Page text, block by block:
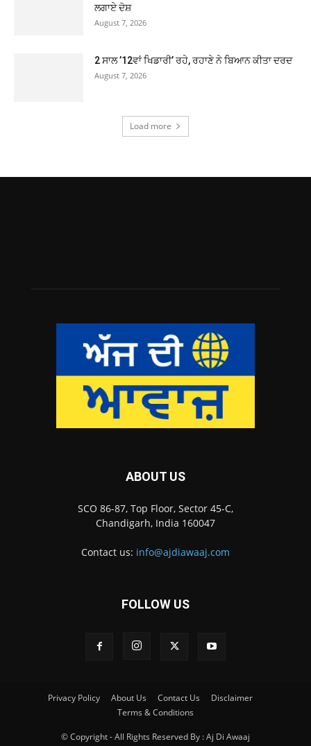
ਲਗਾਏ ਦੋਸ਼
August 7, 2026
2 ਸਾਲ ’12ਵਾਂ ਖਿਡਾਰੀ’ ਰਹੇ, ਰਹਾਣੇ ਨੇ ਬਿਆਨ ਕੀਤਾ ਦਰਦ
August 7, 2026
Load more
ABOUT US
SCO 86-87, Top Floor, Sector 45-C,
Chandigarh, India 160047
Contact us: info@ajdiawaaj.com
FOLLOW US
Privacy Policy About Us Contact Us
Disclaimer
Terms & Conditions
© Copyright - All Rights Reserved By : Aj Di Awaaj